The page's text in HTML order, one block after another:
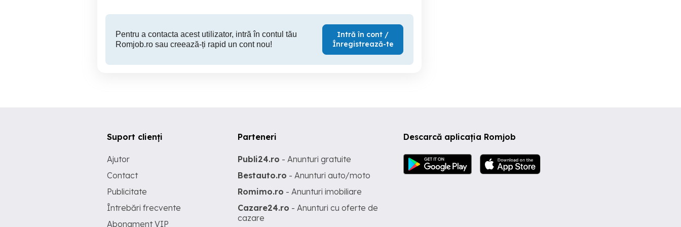
Pentru a contacta acest utilizator, intră în contul tău
Romjob.ro sau creează-ți rapid un cont nou!
Intră în cont /
Înregistrează-te
Descarcă aplicația Romjob
Suport clienți
Ajutor
Contact
Publicitate
Întrebări frecvente
Abonament VIP
Parteneri
Publi24.ro - Anunturi gratuite
Bestauto.ro - Anunturi auto/moto
Romimo.ro - Anunturi imobiliare
Cazare24.ro - Anunturi cu oferte de
cazare